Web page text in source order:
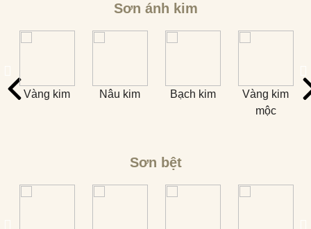
Sơn ánh kim
Vàng kim Nâu kim Bạch kim
Vàng kim
mộc
Sơn bệt